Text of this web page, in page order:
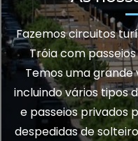
Fazemos circuitos
Tróia com
Temos uma
incluindo vários tipos
e passeios privados
despedidas de